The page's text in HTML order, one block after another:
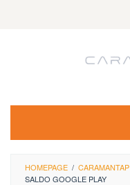
HOMEPAGE / CARAMANTAP
SALDO GOOGLE PLAY